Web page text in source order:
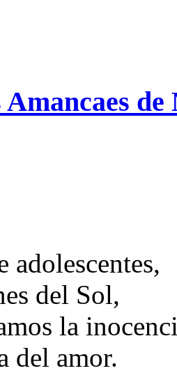
Amancaes
adolescentes,
del Sol,
la
del amor.